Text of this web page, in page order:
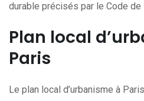
durable précisés par le Code de
Plan local
Paris
Le plan local d’urbanisme à